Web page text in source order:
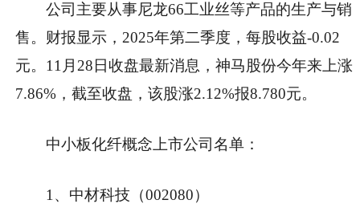
公司主要从事尼龙66工业丝等产品的生产与销
售。财报显示，2025年第二季度，每股收益-0.02
元。11月28日收盘最新消息，神马股份今年来上涨
7.86%，截至收盘，该股涨2.12%报8.780元。
中小板化纤概念上市公司名单：
1、中材科技（002080）